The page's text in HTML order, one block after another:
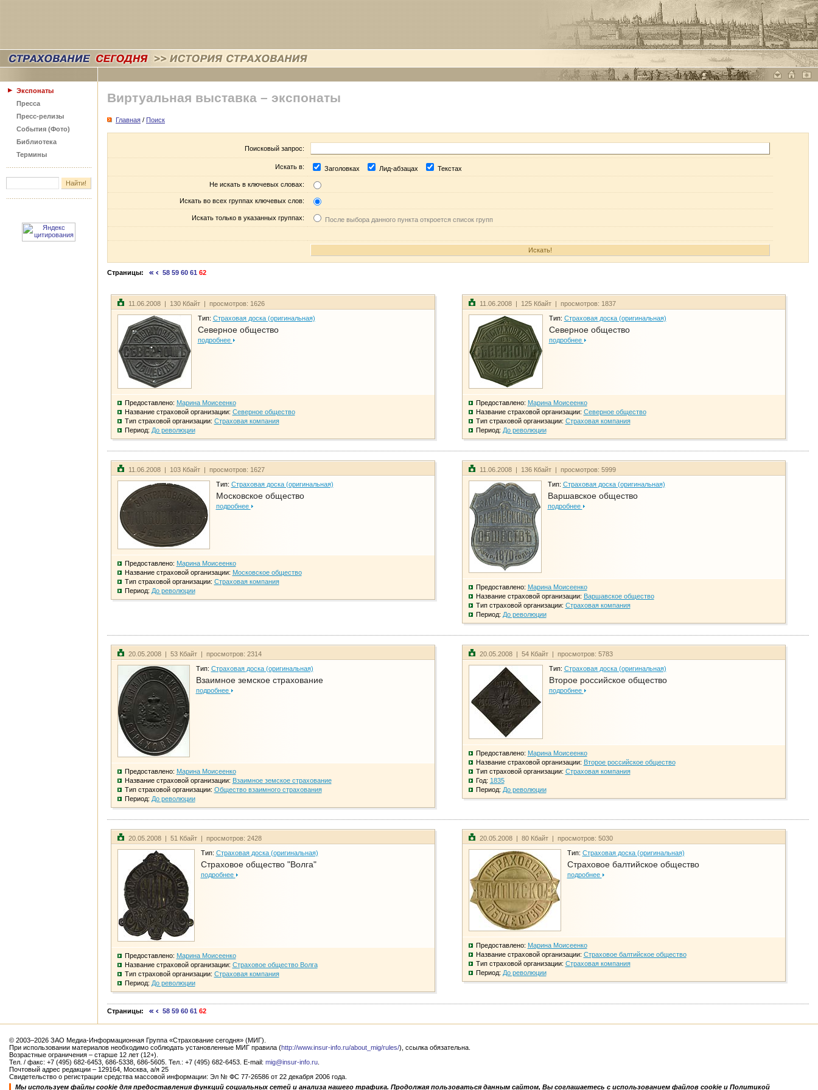
Экспонаты
Пресса
Пресс-релизы
События (Фото)
Библиотека
Термины
Виртуальная выставка – экспонаты
Главная / Поиск
Поисковый запрос:
Искать в: Заголовках Лид-абзацах Текстах
Не искать в ключевых словах:
Искать во всех группах ключевых слов:
Искать только в указанных группах: После выбора данного пункта откроется список групп
Страницы: 58 59 60 61 62
11.06.2008 | 130 Кбайт | просмотров: 1626
Тип: Страховая доска (оригинальная)
Северное общество
подробнее
Предоставлено: Марина Моисеенко
Название страховой организации: Северное общество
Тип страховой организации: Страховая компания
Период: До революции
11.06.2008 | 125 Кбайт | просмотров: 1837
Тип: Страховая доска (оригинальная)
Северное общество
подробнее
Предоставлено: Марина Моисеенко
Название страховой организации: Северное общество
Тип страховой организации: Страховая компания
Период: До революции
11.06.2008 | 103 Кбайт | просмотров: 1627
Тип: Страховая доска (оригинальная)
Московское общество
подробнее
Предоставлено: Марина Моисеенко
Название страховой организации: Московское общество
Тип страховой организации: Страховая компания
Период: До революции
11.06.2008 | 136 Кбайт | просмотров: 5999
Тип: Страховая доска (оригинальная)
Варшавское общество
подробнее
Предоставлено: Марина Моисеенко
Название страховой организации: Варшавское общество
Тип страховой организации: Страховая компания
Период: До революции
20.05.2008 | 53 Кбайт | просмотров: 2314
Тип: Страховая доска (оригинальная)
Взаимное земское страхование
подробнее
Предоставлено: Марина Моисеенко
Название страховой организации: Взаимное земское страхование
Тип страховой организации: Общество взаимного страхования
Период: До революции
20.05.2008 | 54 Кбайт | просмотров: 5783
Тип: Страховая доска (оригинальная)
Второе российское общество
подробнее
Предоставлено: Марина Моисеенко
Название страховой организации: Второе российское общество
Тип страховой организации: Страховая компания
Год: 1835
Период: До революции
20.05.2008 | 51 Кбайт | просмотров: 2428
Тип: Страховая доска (оригинальная)
Страховое общество "Волга"
подробнее
Предоставлено: Марина Моисеенко
Название страховой организации: Страховое общество Волга
Тип страховой организации: Страховая компания
Период: До революции
20.05.2008 | 80 Кбайт | просмотров: 5030
Тип: Страховая доска (оригинальная)
Страховое балтийское общество
подробнее
Предоставлено: Марина Моисеенко
Название страховой организации: Страховое балтийское общество
Тип страховой организации: Страховая компания
Период: До революции
Страницы: 58 59 60 61 62
© 2003–2026 ЗАО Медиа-Информационная Группа «Страхование сегодня» (МИГ).
При использовании материалов необходимо соблюдать установленные МИГ правила (http://www.insur-info.ru/about_mig/rules/), ссылка обязательна.
Возрастные ограничения – старше 12 лет (12+).
Тел. / факс: +7 (495) 682-6453, 686-5338, 686-5605. Тел.: +7 (495) 682-6453. E-mail: mig@insur-info.ru
Почтовый адрес редакции – 129164, Москва, а/я 25
Свидетельство о регистрации средства массовой информации: Эл № ФС 77-26586 от 22 декабря 2006 года.
Мы используем файлы cookie для предоставления функций социальных сетей и анализа нашего трафика. Продолжая пользоваться данным сайтом, Вы соглашаетесь с использованием файлов cookie и Политикой